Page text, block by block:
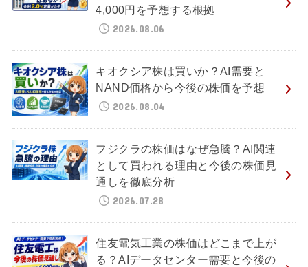
4,000円を予想する根拠
2026.08.06
キオクシア株は買いか？AI需要と
NAND価格から今後の株価を予想
2026.08.04
フジクラの株価はなぜ急騰？AI関連
として買われる理由と今後の株価見
通しを徹底分析
2026.07.28
住友電気工業の株価はどこまで上が
る？AIデータセンター需要と今後の